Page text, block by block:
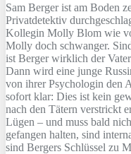
Sam Berger ist am Boden
Privatdetektiv
Kollegin Molly Blom wie
Molly doch schwanger.
ist Berger wirklich der
Dann wird eine junge
von ihrer Psychologin den
sofort klar: Dies ist kein
nach den Tätern verstrickt
Lügen – und muss bald
gefangen halten, sind
sind Bergers Schlüssel zu